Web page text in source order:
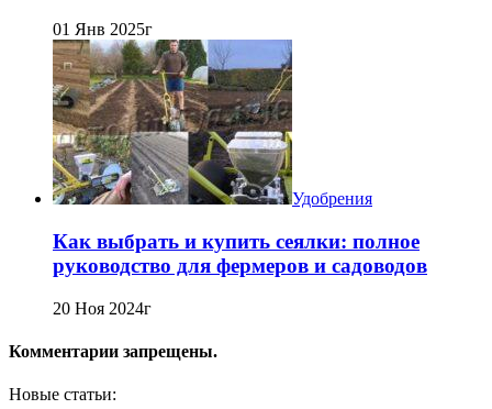
01 Янв 2025г
Удобрения
Как выбрать и купить сеялки: полное
руководство для фермеров и садоводов
20 Ноя 2024г
Комментарии запрещены.
Новые статьи: